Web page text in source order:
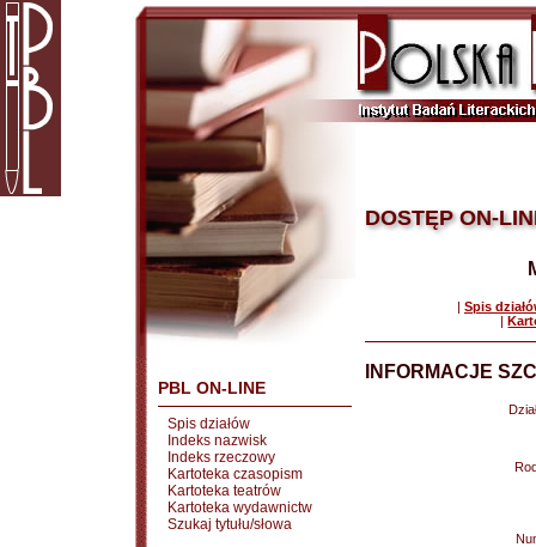
PBL ON-LINE
Spis działów
Indeks nazwisk
Indeks rzeczowy
Kartoteka czasopism
Kartoteka teatrów
Kartoteka wydawnictw
Szukaj tytułu/słowa
DOSTĘP ON-
| Spis
|
INFORMACJE